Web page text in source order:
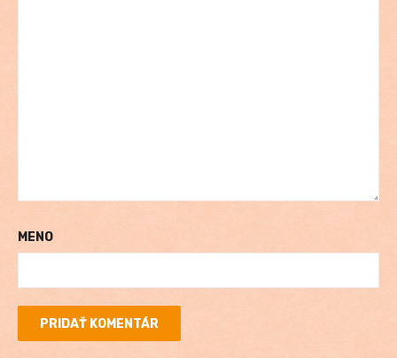
MENO